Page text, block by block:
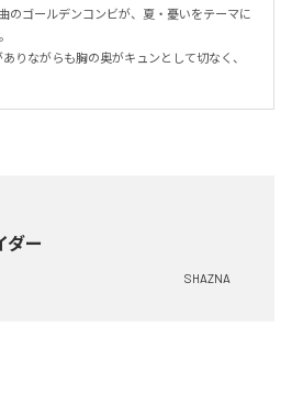
のゴールデンコンビが、夏・憂いをテーマに
りながらも胸の奥がキュンとして切なく、
ダー
SHAZNA